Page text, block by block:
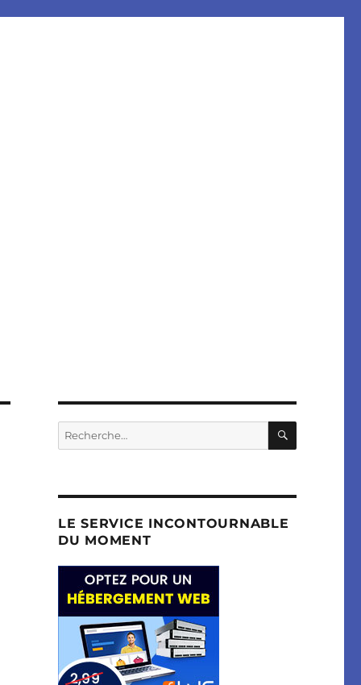
Recherche
pour :
LE SERVICE INCONTOURNABLE
DU MOMENT